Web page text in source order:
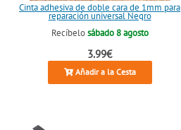
Cinta adhesiva de doble cara de 1mm para
reparación universal Negro
Recíbelosábado 8 agosto
3.99€
Añadir a la Cesta